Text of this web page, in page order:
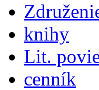
knihy
Lit.
cenník